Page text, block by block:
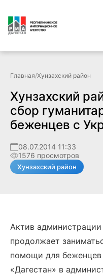
Главная/Хунзахский район
Хунзахский
сбор
беженцев с
08.07.2014 11:33
1576 просмотров
Хунзахский район
Актив
продолжает
помощи для
«Дагестан» в